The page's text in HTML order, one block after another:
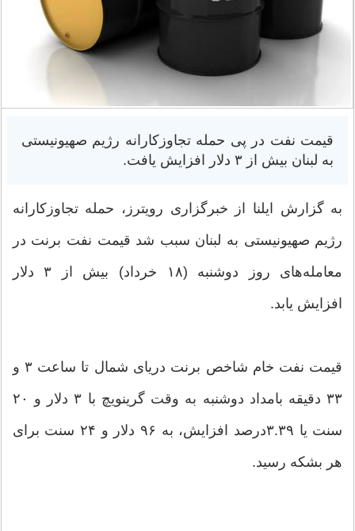
قیمت نفت در پی حمله تجاوزکارانه رژیم صهیونیستی
به لبنان بیش از ۳ دلار افزایش یافت.
به گزارش ایلنا از خبرگزاری رویترز، حمله تجاوزکارانه
رژیم صهیونیستی به لبنان سبب شد قیمت نفت برنت در
معامله‌های روز دوشنبه (۱۸ خرداد) بیش از ۳ دلار
افزایش یابد.
قیمت نفت خام شاخص برنت دریای شمال تا ساعت ۳ و
۳۳ دقیقه بامداد دوشنبه به وقت گرینویچ با ۳ دلار و ۲۰
سنت یا ۳.۳۹درصد افزایش، به ۹۶ دلار و ۲۴ سنت برای
هر بشکه رسید.